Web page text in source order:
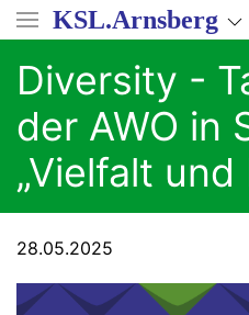
Direkt
zum
Inhalt
KSL.Arnsberg
Diversity -
der AWO in
„Vielfalt und
28.05.2025